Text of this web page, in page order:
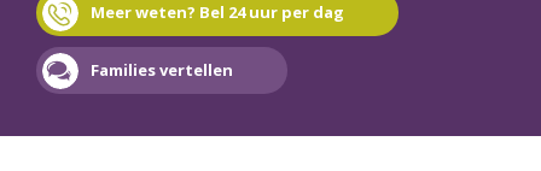
Meer weten? Bel 24 uur per dag
Families vertellen